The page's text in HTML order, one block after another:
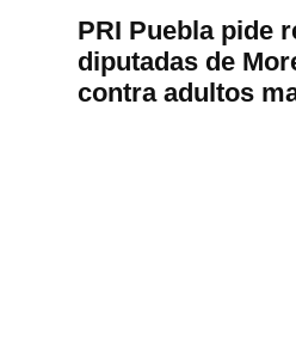
PRI Puebla pide
diputadas de
contra adultos